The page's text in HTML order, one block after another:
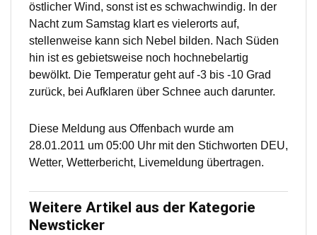
östlicher Wind, sonst ist es schwachwindig. In der
Nacht zum Samstag klart es vielerorts auf,
stellenweise kann sich Nebel bilden. Nach Süden
hin ist es gebietsweise noch hochnebelartig
bewölkt. Die Temperatur geht auf -3 bis -10 Grad
zurück, bei Aufklaren über Schnee auch darunter.
Diese Meldung aus Offenbach wurde am
28.01.2011 um 05:00 Uhr mit den Stichworten DEU,
Wetter, Wetterbericht, Livemeldung übertragen.
Weitere Artikel aus der Kategorie
Newsticker